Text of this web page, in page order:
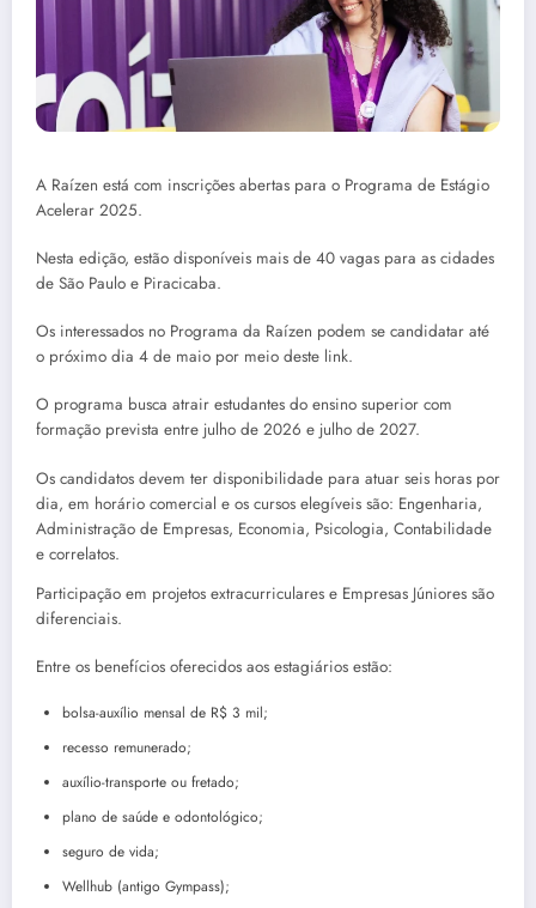
A Raízen está com inscrições abertas para o Programa de Estágio
Acelerar 2025.
Nesta edição, estão disponíveis mais de 40 vagas para as cidades
de São Paulo e Piracicaba.
Os interessados no Programa da Raízen podem se candidatar até
o próximo dia 4 de maio por meio deste link.
O programa busca atrair estudantes do ensino superior com
formação prevista entre julho de 2026 e julho de 2027.
Os candidatos devem ter disponibilidade para atuar seis horas por
dia, em horário comercial e os cursos elegíveis são: Engenharia,
Administração de Empresas, Economia, Psicologia, Contabilidade
e correlatos.
Participação em projetos extracurriculares e Empresas Júniores são
diferenciais.
Entre os benefícios oferecidos aos estagiários estão:
bolsa-auxílio mensal de R$ 3 mil;
recesso remunerado;
auxílio-transporte ou fretado;
plano de saúde e odontológico;
seguro de vida;
Wellhub (antigo Gympass);